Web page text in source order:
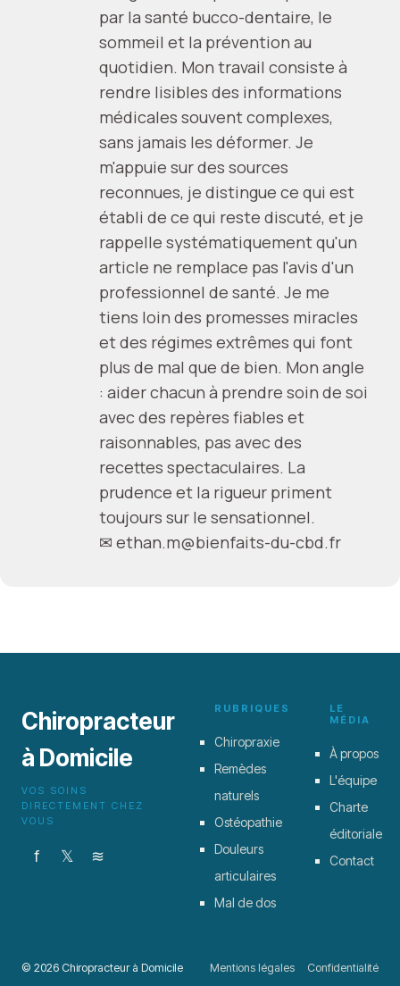
par la santé bucco-dentaire, le
sommeil et la prévention au
quotidien. Mon travail consiste à
rendre lisibles des informations
médicales souvent complexes,
sans jamais les déformer. Je
m'appuie sur des sources
reconnues, je distingue ce qui est
établi de ce qui reste discuté, et je
rappelle systématiquement qu'un
article ne remplace pas l'avis d'un
professionnel de santé. Je me
tiens loin des promesses miracles
et des régimes extrêmes qui font
plus de mal que de bien. Mon angle
: aider chacun à prendre soin de soi
avec des repères fiables et
raisonnables, pas avec des
recettes spectaculaires. La
prudence et la rigueur priment
toujours sur le sensationnel.
✉ ethan.m@bienfaits-du-cbd.fr
Chiropracteur
à Domicile
VOS SOINS
DIRECTEMENT CHEZ
VOUS
f 𝕏 ≋
RUBRIQUES
Chiropraxie
Remèdes
naturels
Ostéopathie
Douleurs
articulaires
Mal de dos
LE
MÉDIA
À propos
L'équipe
Charte
éditoriale
Contact
© 2026 Chiropracteur à Domicile Mentions légales Confidentialité